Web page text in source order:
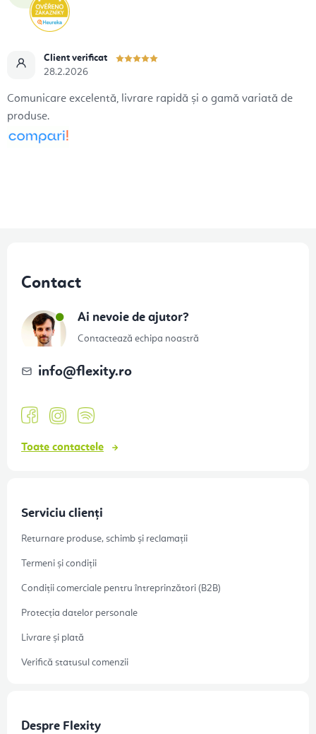
Client verificat
28.2.2026
Comunicare excelentă, livrare rapidă și o gamă variată de
produse.
Contact
Ai nevoie de ajutor?
Contactează echipa noastră
info@flexity.ro
Toate contactele
Serviciu clienți
Returnare produse, schimb și reclamații
Termeni și condiții
Condiții comerciale pentru întreprinzători (B2B)
Protecția datelor personale
Livrare și plată
Verifică statusul comenzii
Despre Flexity